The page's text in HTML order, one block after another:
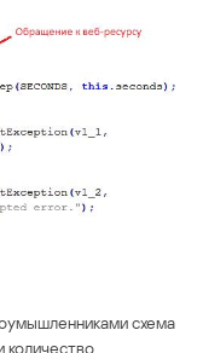
схема
количество